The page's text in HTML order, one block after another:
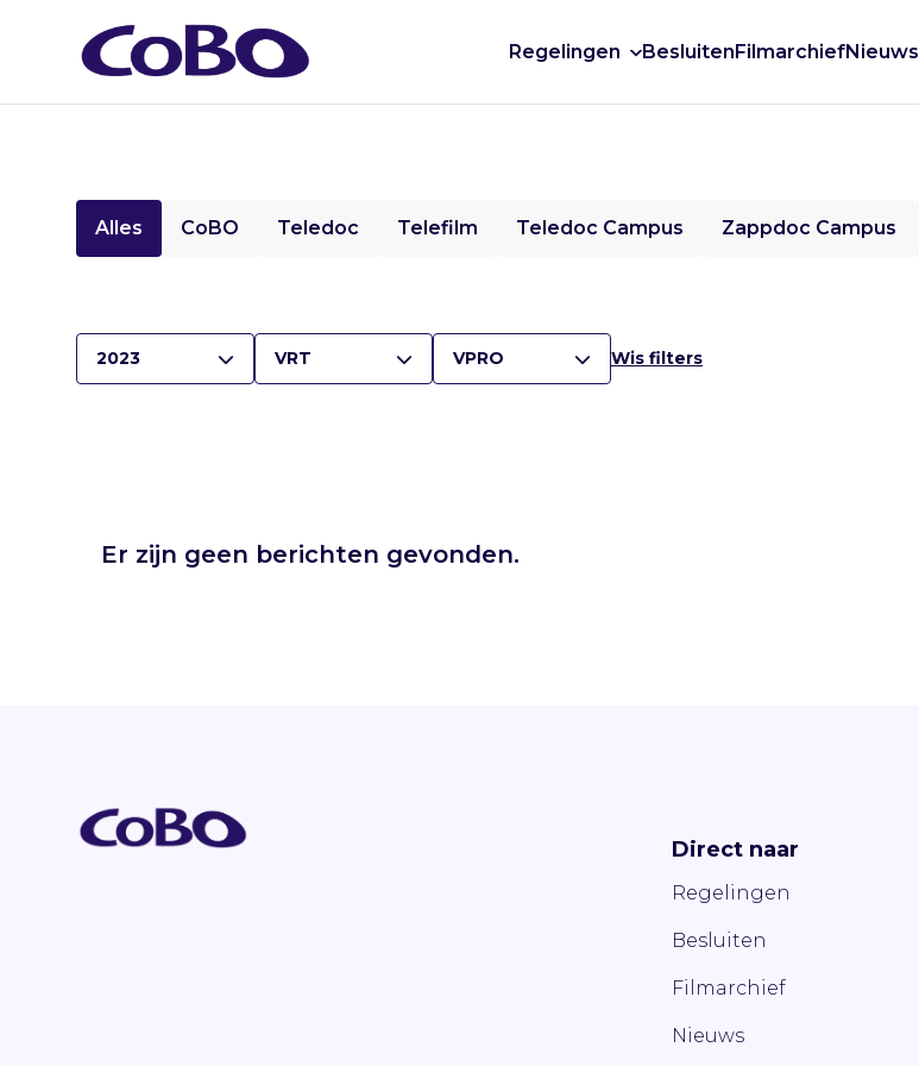
Regelingen BesluitenFilmarchiefNieuws
Alles CoBO Teledoc Telefilm Teledoc Campus Zappdoc Campus
2023 VRT VPRO Wis filters
Er zijn geen berichten gevonden.
Direct naar
Regelingen
Besluiten
Filmarchief
Nieuws